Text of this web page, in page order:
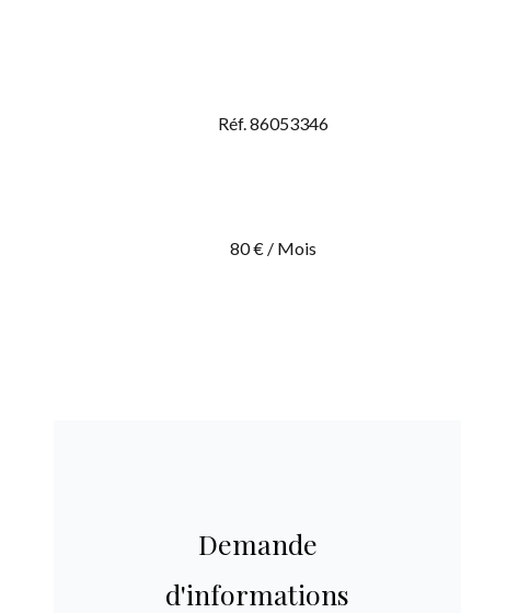
Réf. 86053346
80 € / Mois
Demande
d'informations